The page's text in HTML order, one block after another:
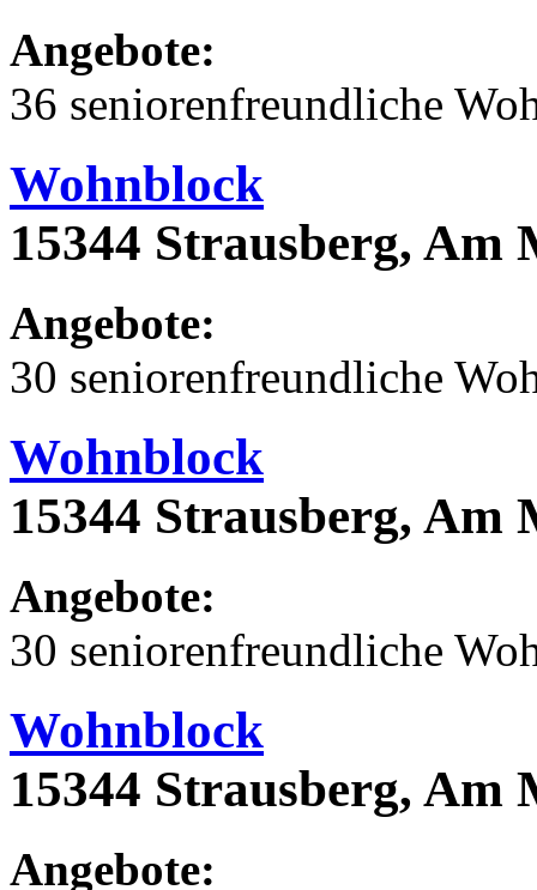
Angebote:
36 seniorenfreundliche
Wohnblock
15344 Strausberg, Am
Angebote:
30 seniorenfreundliche
Wohnblock
15344 Strausberg, Am
Angebote:
30 seniorenfreundliche
Wohnblock
15344 Strausberg, Am
Angebote: